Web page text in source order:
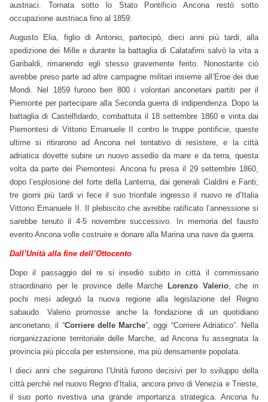
austriaci. Tornata sotto lo Stato Pontificio Ancona restò sotto
occupazione austriaca fino al 1859.
Augusto Elia, figlio di Antonio, partecipò, dieci anni più tardi, alla
spedizione dei Mille e durante la battaglia di Calatafimi salvò la vita a
Garibaldi, rimanendo egli stesso gravemente ferito. Nonostante ciò
avrebbe preso parte ad altre campagne militari insieme all’Eroe dei due
Mondi. Nel 1859 furono ben 800 i volontari anconetani partiti per il
Piemonte per partecipare alla Seconda guerra di indipendenza. Dopo la
battaglia di Castelfidardo, combattuta il 18 settembre 1860 e vinta dai
Piemontesi di Vittorio Emanuele II contro le truppe pontificie, queste
ultime si ritirarono ad Ancona nel tentativo di resistere, e la città
adriatica dovette subire un nuovo assedio da mare e da terra, questa
volta da parte dei Piemontesi. Ancona fu presa il 29 settembre 1860,
dopo l’esplosione del forte della Lanterna, dai generali Cialdini e Fanti;
tre giorni più tardi vi fece il suo trionfale ingresso il nuovo re d’Italia
Vittorio Emanuele II. Il plebiscito che avrebbe ratificato l’annessione si
sarebbe tenuto il 4-5 novembre successivo. In memoria del fausto
evento Ancona volle costruire e donare alla Marina una nave da guerra.
Dall’Unità alla fine dell’Ottocento
Dopo il passaggio del re si insediò subito in città il commissario
straordinario per le province delle Marche
Lorenzo Valerio, che in
pochi mesi adeguò la nuova regione alla legislazione del Regno
sabaudo. Valerio promosse anche la fondazione di un quotidiano
anconetano, il “Corriere delle Marche”, oggi “Corriere Adriatico”. Nella
riorganizzazione territoriale delle Marche, ad Ancona fu assegnata la
provincia più piccola per estensione, ma più densamente popolata.
I dieci anni che seguirono l’Unità furono decisivi per lo sviluppo della
città perché nel nuovo Regno d’Italia, ancora privo di Venezia e Trieste,
il suo porto rivestiva una grande importanza strategica. Ancona fu